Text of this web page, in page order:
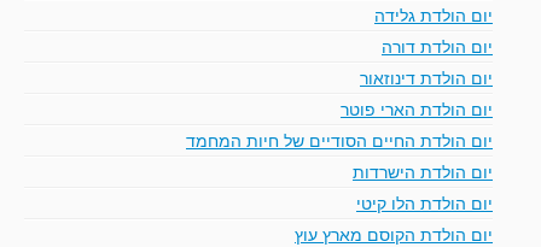
יום הולדת גלידה
יום הולדת דורה
יום הולדת דינוזאור
יום הולדת הארי פוטר
יום הולדת החיים הסודיים של חיות המחמד
יום הולדת הישרדות
יום הולדת הלו קיטי
יום הולדת הקוסם מארץ עוץ